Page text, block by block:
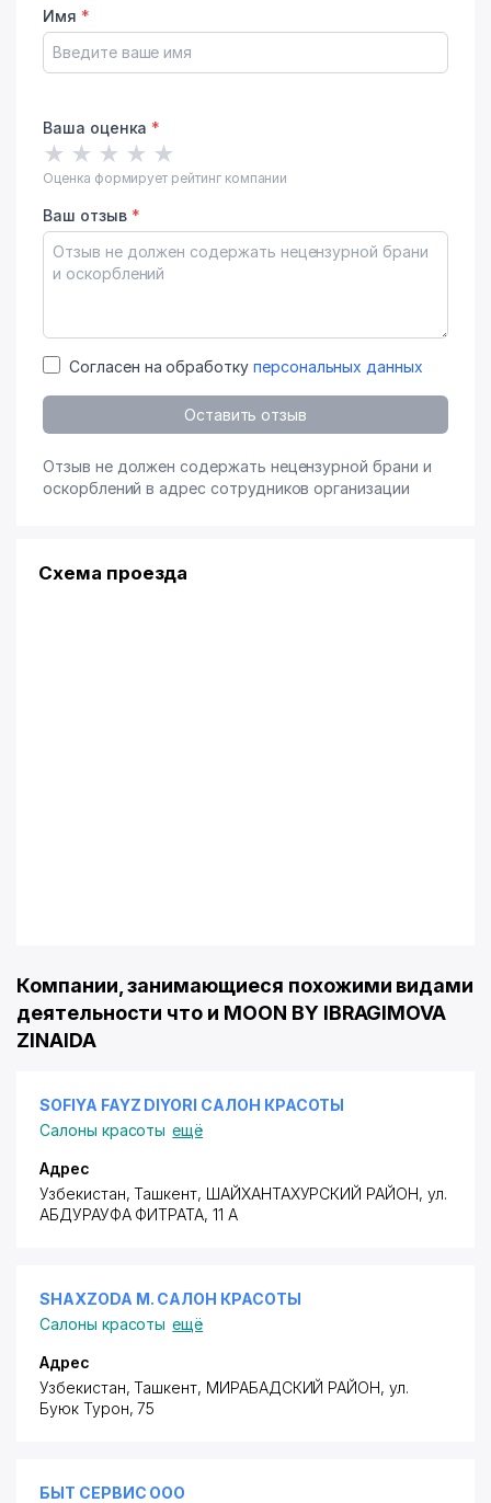
Имя *
Ваша оценка *
★ ★ ★ ★ ★
Оценка формирует рейтинг компании
Ваш отзыв *
Согласен на обработку персональных данных
Оставить отзыв
Отзыв не должен содержать нецензурной брани и
оскорблений в адрес сотрудников организации
Схема проезда
Компании, занимающиеся похожими видами
деятельности что и MOON BY IBRAGIMOVA
ZINAIDA
SOFIYA FAYZ DIYORI САЛОН КРАСОТЫ
Салоны красоты ещё
Адрес
Узбекистан, Ташкент, ШАЙХАНТАХУРСКИЙ РАЙОН, ул.
АБДУРАУФА ФИТРАТА, 11 А
SHAXZODA M. САЛОН КРАСОТЫ
Салоны красоты ещё
Адрес
Узбекистан, Ташкент, МИРАБАДСКИЙ РАЙОН,ул.
Буюк Турон, 75
БЫТ СЕРВИС ООО